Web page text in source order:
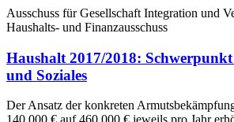
Ausschuss für Gesellschaft Integration und
Haushalts- und Finanzausschuss
Haushalt 2017/2018:
und Soziales
Der Ansatz der konkreten